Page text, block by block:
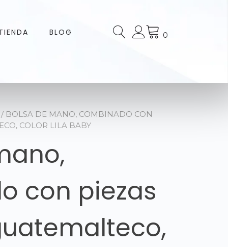
BLOG 0
/ BOLSA DE MANO, COMBINADO CON
COLOR LILA BABY
con piezas